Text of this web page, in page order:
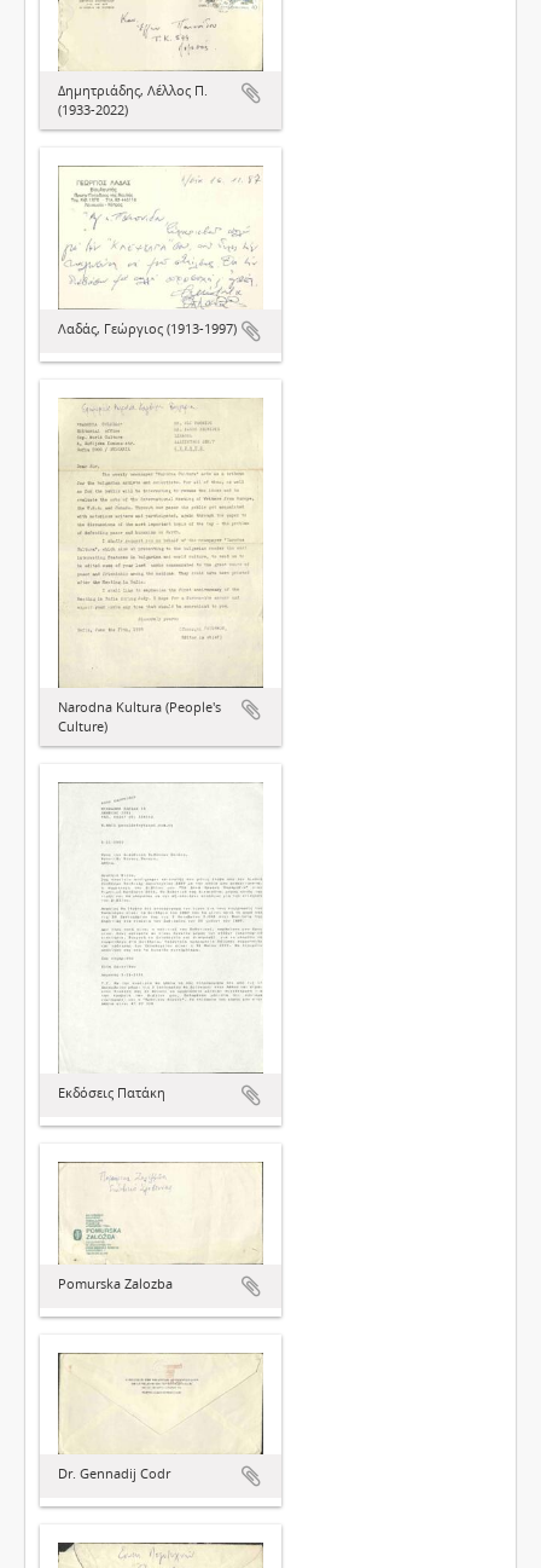
Δημητριάδης, Λέλλος Π.
(1933-2022)
Λαδάς, Γεώργιος (1913-1997)
Narodna Kultura (People's
Culture)
Εκδόσεις Πατάκη
Pomurska Zalozba
Dr. Gennadij Codr